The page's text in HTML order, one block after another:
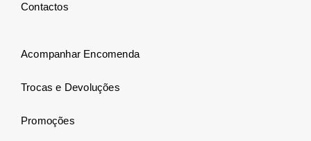
Contactos
Acompanhar Encomenda
Trocas e Devoluções
Promoções